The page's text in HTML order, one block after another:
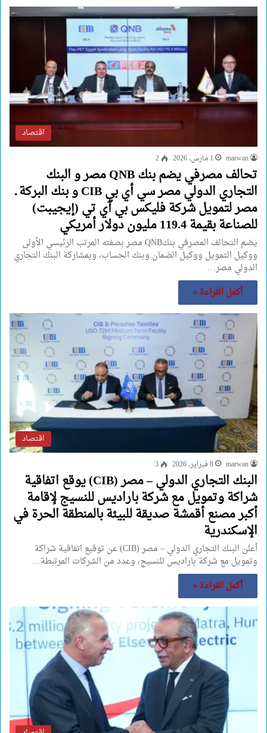
اقتصاد
marwan 1 مارس، 2026 2
تحالف مصرفي يضم بنك QNB مصر و البنك
التجاري الدولي مصر سي أي بي CIB و بنك البركة ـ
مصر لتمويل شركة فليكس بي آي تي (إيجيبت)
للصناعة بقيمة 119.4 مليون دولار أمريكي
يضم التحالف المصرفي بنكQNB مصر بصفته المرتب الرئيسي الأولى
ووكيل التمويل ووكيل الضمان وبنك الحساب، وبمشاركة البنك التجاري
الدولي مصر…
أكمل القراءة »
اقتصاد
marwan 8 فبراير، 2026 3
البنك التجاري الدولي – مصر (CIB) يوقع اتفاقية
شراكة وتمويل مع شركة باراديس للنسيج لإقامة
أكبر مصنع أقمشة صديقة للبيئة بالمنطقة الحرة في
الإسكندرية
أعلن البنك التجاري الدولي – مصر (CIB) عن توقيع اتفاقية شراكة
وتمويل مع شركة باراديس للنسيج، وعدد من الشركات المرتبطة…
أكمل القراءة »